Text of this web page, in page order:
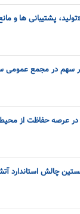
پشتیبانی ها و
هر سهم در مجمع عمومی
در عرصه حفاظت از
چالش استاندارد